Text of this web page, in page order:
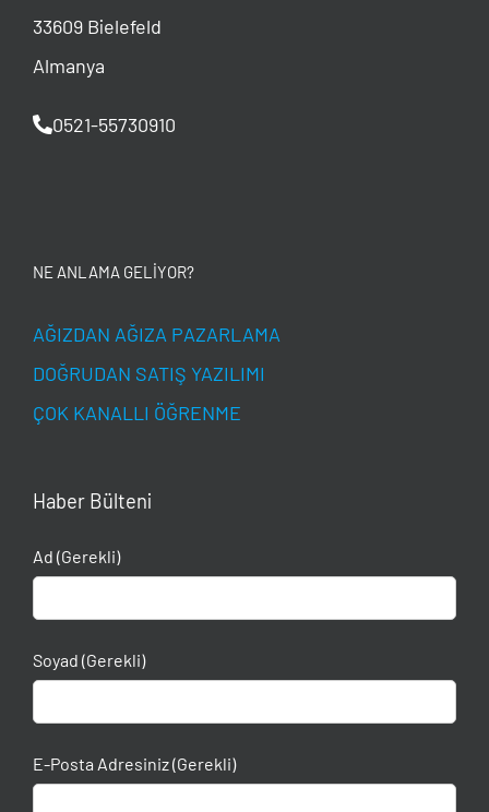
33609 Bielefeld
Almanya
0521-55730910
NE ANLAMA GELİYOR?
AĞIZDAN AĞIZA PAZARLAMA
DOĞRUDAN SATIŞ YAZILIMI
ÇOK KANALLI ÖĞRENME
Haber Bülteni
Ad (Gerekli)
Soyad (Gerekli)
E-Posta Adresiniz (Gerekli)